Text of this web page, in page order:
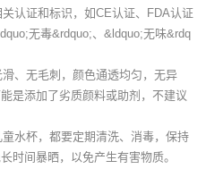
认证和标识，如CE认证、FDA认证
无毒&rdquo;、&ldquo;无味&rdq
、无毛刺，颜色通透均匀，无异
是添加了劣质颜料或助剂，不建议
水杯，都要定期清洗、消毒，保持
时间暴晒，以免产生有害物质。